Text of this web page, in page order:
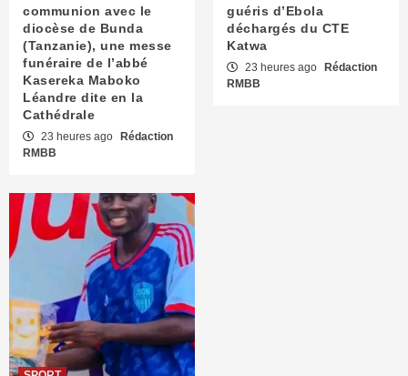
communion avec le
diocèse de Bunda
(Tanzanie), une messe
funéraire de l’abbé
Kasereka Maboko
Léandre dite en la
Cathédrale
23 heures ago Rédaction
RMBB
guéris d’Ebola
déchargés du CTE
Katwa
23 heures ago Rédaction
RMBB